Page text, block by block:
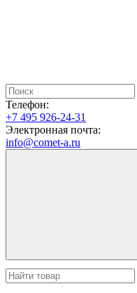
Телефон:
+7 495 926-24-31
Электронная почта:
info@comet-a.ru